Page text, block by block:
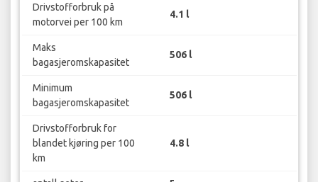
Drivstofforbruk på
motorvei per 100 km
4.1 l
Maks
bagasjeromskapasitet
506 l
Minimum
bagasjeromskapasitet
506 l
Drivstofforbruk for
blandet kjøring per 100
km
4.8 l